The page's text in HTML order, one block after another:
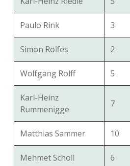
Paulo Rink 3
Simon Rolfes 2
Wolfgang Rolff 5
Karl-Heinz
Rummenigge
7
Matthias Sammer 10
Mehmet Scholl 6